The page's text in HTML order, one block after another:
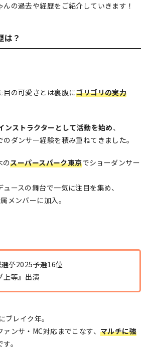
の過去や経歴をご紹介していきます！
は？
目の可愛さとは裏腹にゴリゴリの実力
ンストラクターとして活動を始め、
ダンサー経験を積み重ねてきました。
のスーパースパーク東京でショーダンサー
ースの舞台で一気に注目を集め、
メンバーに加入。
挙2025予選16位
等』出演
ブレイク年。
ァンサ・MC対応までこなす、マルチに強
す。